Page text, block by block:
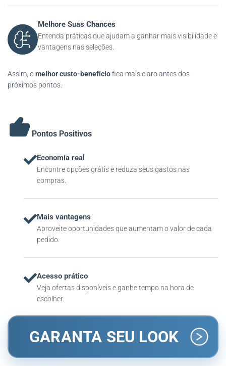
Melhore Suas Chances
Entenda práticas que ajudam a ganhar mais visibilidade e
vantagens nas seleções.
Assim, omelhor custo-benefíciofica mais claro antes dos
próximos pontos.
Pontos Positivos
Economia real
Encontre opções grátis e reduza seus gastos nas
compras.
Mais vantagens
Aproveite oportunidades que aumentam o valor de cada
pedido.
Acesso prático
Veja ofertas disponíveis e ganhe tempo na hora de
escolher.
GARANTA SEU LOOK